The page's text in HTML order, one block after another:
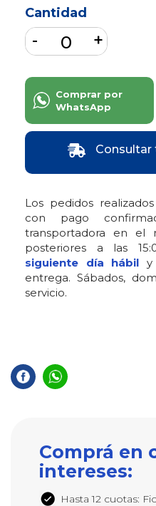
Cantidad
Comprar por
WhatsApp
Consultar
Los pedidos realizados
con pago
transportadora en el
posteriores a las
siguiente día hábil y
entrega. Sábados,
servicio.
Comprá en
intereses:
Hasta 12 cuotas: